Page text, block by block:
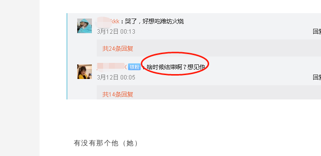
有没有那个他（她）